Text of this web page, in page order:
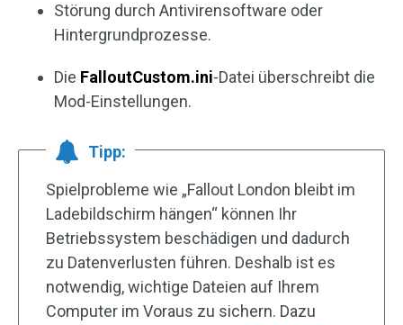
Störung durch Antivirensoftware oder
Hintergrundprozesse.
Die FalloutCustom.ini-Datei überschreibt die
Mod-Einstellungen.
Tipp:
Spielprobleme wie „Fallout London bleibt im
Ladebildschirm hängen“ können Ihr
Betriebssystem beschädigen und dadurch
zu Datenverlusten führen. Deshalb ist es
notwendig, wichtige Dateien auf Ihrem
Computer im Voraus zu sichern. Dazu